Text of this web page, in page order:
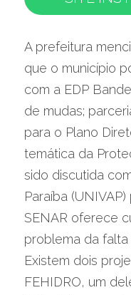
A prefeitura
que o município
com a EDP
de mudas;
para o Plano
temática da
sido discutida
Paraíba
SENAR oferece
problema da
Existem dois
FEHIDRO, um